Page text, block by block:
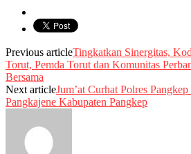
Previous articleTingkatkan Sinergitas,
Torut, Pemda Torut dan Komunitas
Bersama
Next articleJum’at Curhat Polres
Pangkajene Kabupaten Pangkep